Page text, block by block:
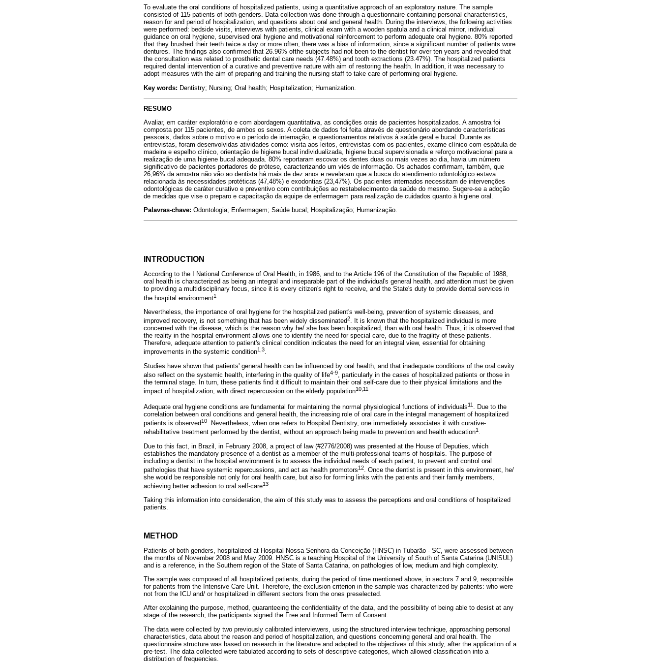
To evaluate the oral conditions of hospitalized patients, using a quantitative approach of an exploratory nature. The sample
consisted of 115 patients of both genders. Data collection was done through a questionnaire containing personal characteristics,
reason for and period of hospitalization, and questions about oral and general health. During the interviews, the following activities
were performed: bedside visits, interviews with patients, clinical exam with a wooden spatula and a clinical mirror, individual
guidance on oral hygiene, supervised oral hygiene and motivational reinforcement to perform adequate oral hygiene. 80% reported
that they brushed their teeth twice a day or more often, there was a bias of information, since a significant number of patients wore
dentures. The findings also confirmed that 26.96% ofthe subjects had not been to the dentist for over ten years and revealed that
the consultation was related to prosthetic dental care needs (47.48%) and tooth extractions (23.47%). The hospitalized patients
required dental intervention of a curative and preventive nature with aim of restoring the health. In addition, it was necessary to
adopt measures with the aim of preparing and training the nursing staff to take care of performing oral hygiene.
Key words: Dentistry; Nursing; Oral health; Hospitalization; Humanization.
RESUMO
Avaliar, em caráter exploratório e com abordagem quantitativa, as condições orais de pacientes hospitalizados. A amostra foi
composta por 115 pacientes, de ambos os sexos. A coleta de dados foi feita através de questionário abordando características
pessoais, dados sobre o motivo e o período de internação, e questionamentos relativos à saúde geral e bucal. Durante as
entrevistas, foram desenvolvidas atividades como: visita aos leitos, entrevistas com os pacientes, exame clínico com espátula de
madeira e espelho clínico, orientação de higiene bucal individualizada, higiene bucal supervisionada e reforço motivacional para a
realização de uma higiene bucal adequada. 80% reportaram escovar os dentes duas ou mais vezes ao dia, havia um número
significativo de pacientes portadores de prótese, caracterizando um viés de informação. Os achados confirmam, também, que
26,96% da amostra não vão ao dentista há mais de dez anos e revelaram que a busca do atendimento odontológico estava
relacionada às necessidades protéticas (47,48%) e exodontias (23,47%). Os pacientes internados necessitam de intervenções
odontológicas de caráter curativo e preventivo com contribuições ao restabelecimento da saúde do mesmo. Sugere-se a adoção
de medidas que vise o preparo e capacitação da equipe de enfermagem para realização de cuidados quanto à higiene oral.
Palavras-chave: Odontologia; Enfermagem; Saúde bucal; Hospitalização; Humanização.
INTRODUCTION
According to the I National Conference of Oral Health, in 1986, and to the Article 196 of the Constitution of the Republic of 1988,
oral health is characterized as being an integral and inseparable part of the individual's general health, and attention must be given
to providing a multidisciplinary focus, since it is every citizen's right to receive, and the State's duty to provide dental services in
the hospital environment1
Nevertheless, the importance of oral hygiene for the hospitalized patient's well-being, prevention of systemic diseases, and
improved recovery, is not something that has been widely disseminated2. It is known that the hospitalized individual is more
concerned with the disease, which is the reason why he/ she has been hospitalized, than with oral health. Thus, it is observed that
the reality in the hospital environment allows one to identify the need for special care, due to the fragility of these patients.
Therefore, adequate attention to patient's clinical condition indicates the need for an integral view, essential for obtaining
improvements in the systemic condition1,3.
Studies have shown that patients' general health can be influenced by oral health, and that inadequate conditions of the oral cavity
also reflect on the systemic health, interfering in the quality of life4-9
, particularly in the cases of hospitalized patients or those in
the terminal stage. In turn, these patients find it difficult to maintain their oral self-care due to their physical limitations and the
impact of hospitalization, with direct repercussion on the elderly population10,11 .
Adequate oral hygiene conditions are fundamental for maintaining the normal physiological functions of individuals11
. Due to the
correlation between oral conditions and general health, the increasing role of oral care in the integral management of hospitalized
patients is observed10. Nevertheless, when one refers to Hospital Dentistry, one immediately associates it with curative-
rehabilitative treatment performed by the dentist, without an approach being made to prevention and health education1 .
Due to this fact, in Brazil, in February 2008, a project of law (#2776/2008) was presented at the House of Deputies, which
establishes the mandatory presence of a dentist as a member of the multi-professional teams of hospitals. The purpose of
including a dentist in the hospital environment is to assess the individual needs of each patient, to prevent and control oral
pathologies that have systemic repercussions, and act as health promotors12
. Once the dentist is present in this environment, he/
she would be responsible not only for oral health care, but also for forming links with the patients and their family members,
achieving better adhesion to oral self-care13.
Taking this information into consideration, the aim of this study was to assess the perceptions and oral conditions of hospitalized
patients.
METHOD
Patients of both genders, hospitalized at Hospital Nossa Senhora da Conceição (HNSC) in Tubarão - SC, were assessed between
the months of November 2008 and May 2009. HNSC is a teaching Hospital of the University of South of Santa Catarina (UNISUL)
and is a reference, in the Southern region of the State of Santa Catarina, on pathologies of low, medium and high complexity.
The sample was composed of all hospitalized patients, during the period of time mentioned above, in sectors 7 and 9, responsible
for patients from the Intensive Care Unit. Therefore, the exclusion criterion in the sample was characterized by patients: who were
not from the ICU and/ or hospitalized in different sectors from the ones preselected.
After explaining the purpose, method, guaranteeing the confidentiality of the data, and the possibility of being able to desist at any
stage of the research, the participants signed the Free and Informed Term of Consent.
The data were collected by two previously calibrated interviewers, using the structured interview technique, approaching personal
characteristics, data about the reason and period of hospitalization, and questions concerning general and oral health. The
questionnaire structure was based on research in the literature and adapted to the objectives of this study, after the application of a
pre-test. The data collected were tabulated according to sets of descriptive categories, which allowed classification into a
distribution of frequencies.